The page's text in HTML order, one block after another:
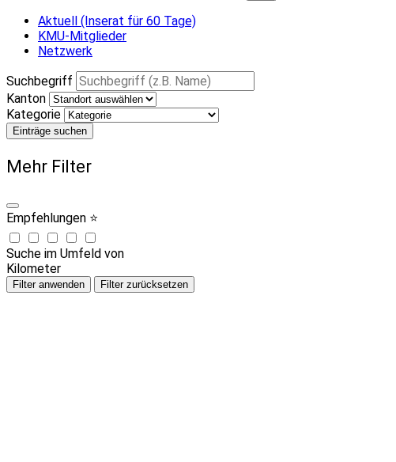
Aktuell (Inserat für 60 Tage)
KMU-Mitglieder
Netzwerk
Suchbegriff
Kanton
Kategorie
Einträge suchen
Mehr Filter
Empfehlungen ⭐
Suche im Umfeld von
Kilometer
Filter anwenden Filter zurücksetzen